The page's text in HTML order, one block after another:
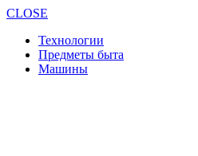
CLOSE
Технологии
Предметы быта
Машины